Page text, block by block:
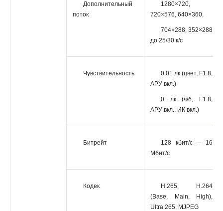
Дополнительный
поток
1280×720,
720×576, 640×360,
704×288, 352×288
до 25/30 к/с
Чувствительность
0.01 лк (цвет, F1.8,
АРУ вкл.)
0 лк (ч/б, F1.8,
АРУ вкл., ИК вкл.)
Битрейт
128 кбит/с – 16
Мбит/с
Кодек
H.265, H.264
(Base, Main, High),
Ultra 265, MJPEG